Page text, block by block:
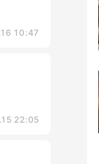
10:47
22:05